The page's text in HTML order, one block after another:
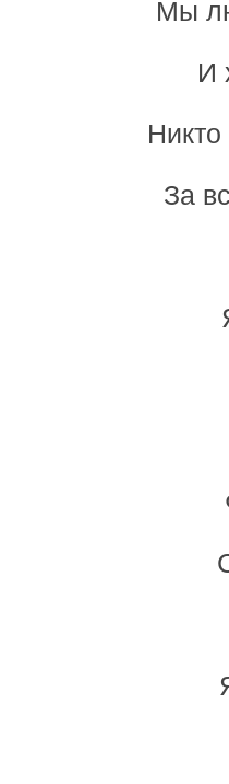
Мы
И
За